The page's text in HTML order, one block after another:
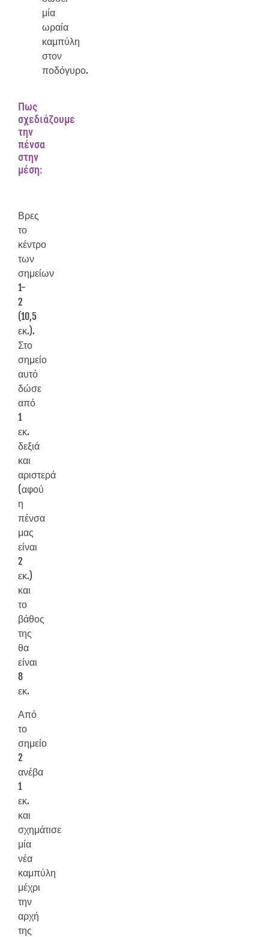
μία
ωραία
καμπύλη
στον
ποδόγυρο.
Πως
σχεδιάζουμε
την
πένσα
στην
μέση:
Βρες
το
κέντρο
των
σημείων
1-
2
(10,5
εκ.).
Στο
σημείο
αυτό
δώσε
από
1
εκ.
δεξιά
και
αριστερά
(αφού
η
πένσα
μας
είναι
2
εκ.)
και
το
βάθος
της
θα
είναι
8
εκ.
Από
το
σημείο
2
ανέβα
1
εκ.
και
σχημάτισε
μία
νέα
καμπύλη
μέχρι
την
αρχή
της